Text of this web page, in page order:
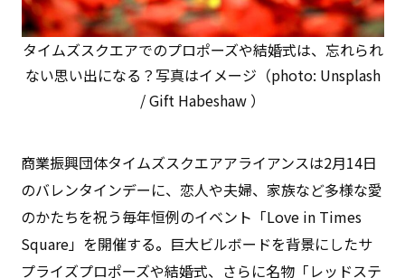
タイムズスクエアでのプロポーズや結婚式は、忘れられ
ない思い出になる？写真はイメージ（photo: Unsplash
/ Gift Habeshaw ）
商業振興団体タイムズスクエアアライアンスは2月14日
のバレンタインデーに、恋人や夫婦、家族など多様な愛
のかたちを祝う毎年恒例のイベント「Love in Times
Square」を開催する。 巨大ビルボードを背景にしたサ
プライズプロポーズや結婚式、さらに名物「レッドステ